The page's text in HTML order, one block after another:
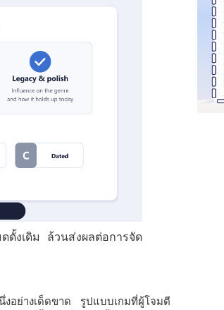
งเดิม ล้วนส่งผลต่อการจัด
งอย่างเด็ดขาด รูปแบบเกมที่ผู้โจมตี